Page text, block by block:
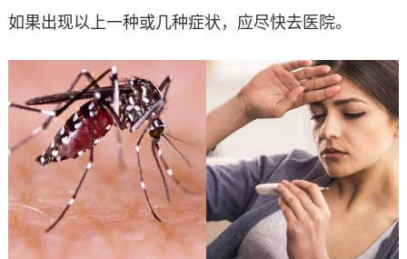
如果出现以上一种或几种症状，应尽快去医院。